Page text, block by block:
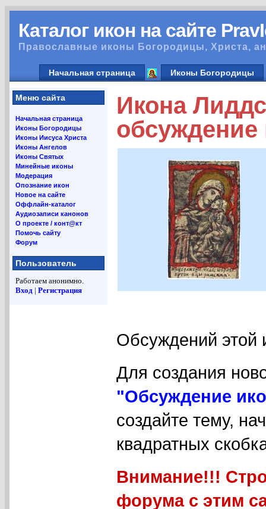
Каталог икон на сайте
Православные иконы Богородицы, Христа,
Начальная страница Иконы Богородицы
Меню сайта
Начальная страница
Иконы Богородицы
Иконы Иисуса Христа
Иконы Ангелов
Иконы Святых
Минейные иконы
Модерация
Опознание икон
Новое на сайте
Оффлайн-каталог
Аудиозаписи канонов
О проекте / конт@кт
Помочь сайту
Форум
Пользователь
Работаем анонимно.
Вход | Регистрация
Икона
Обсуждений
Для создания
"Обсуждение
создайте тему,
квадратных
Внимание!!!
форума с этим